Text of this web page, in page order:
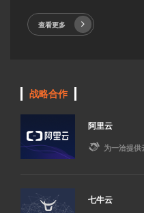
查看更多
战略合作
阿里云
 为一洽提供
七牛云